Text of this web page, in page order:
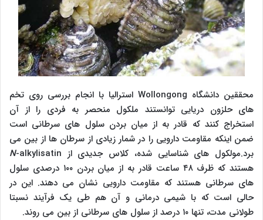
محققین دانشگاه Wollongong استرالیا با انجام بررسی روی تخم
های حلزون دریایی توانستند ملکول منحصر به فردی را از آن
استخراج کنند که قادر به از میان بردن سلول های سرطانی است
ضمن اینکه مقاومت دارویی را در شمار زیادی از سرطان ها از بین می
برد.مولکول های شناسایی شده، کلاس جدیدی از
N-alkylisatin
هستند که ظرف ۴۸ ساعت قادر به از میان بردن ۱۰۰ درصدی سلول
های سرطانی هستند که مقاومت دارویی نشان می دهند. این در
حالی است که با شیمی درمانی و آن هم طی یک فرآیند نسبتا
طولانی مدت، تنها ۱۰ درصد از سلول های سرطانی از بین می روند.